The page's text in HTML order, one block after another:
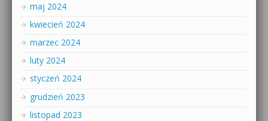
maj 2024
kwiecień 2024
marzec 2024
luty 2024
styczeń 2024
grudzień 2023
listopad 2023